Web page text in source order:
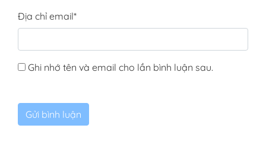
Địa chỉ email*
Ghi nhớ tên và email cho lần bình luận sau.